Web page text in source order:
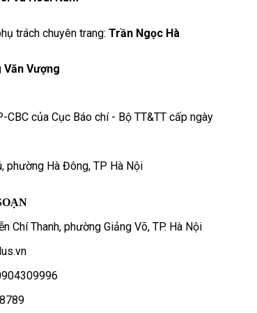
trách chuyên trang: Trần Ngọc Hà
Văn Vượng
CBC của Cục Báo chí - Bộ TT&TT cấp ngày
phường Hà Đông, TP Hà Nội
Chí Thanh, phường Giảng Võ, TP. Hà Nội